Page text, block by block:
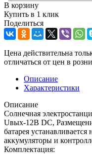
В корзину
Купить в 1 клик
Поделиться
Цена действительна
отличаться от цен в
Описание
Характеристики
Описание
Солнечная
Uвых-12В DC,
батарея
аккумуляторы и
Комплектация: